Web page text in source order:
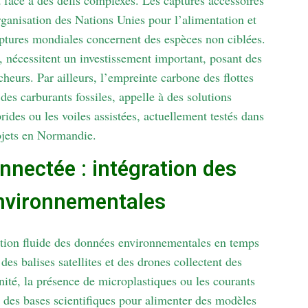
des Nations Unies pour l’alimentation et
mondiales concernent des espèces non ciblées.
un investissement important, posant des
Par ailleurs, l’empreinte carbone des flottes
carburants fossiles, appelle à des solutions
ou les voiles assistées, actuellement testés dans
en Normandie.
: intégration des
fluide des données environnementales en temps
balises satellites et des drones collectent des
la présence de microplastiques ou les courants
bases scientifiques pour alimenter des modèles